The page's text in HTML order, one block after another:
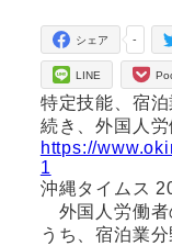
-
シェア
LINE
特定技能、宿
続き、外国人労
https://
1
沖縄タイムス
外国人労働者
うち、宿泊業